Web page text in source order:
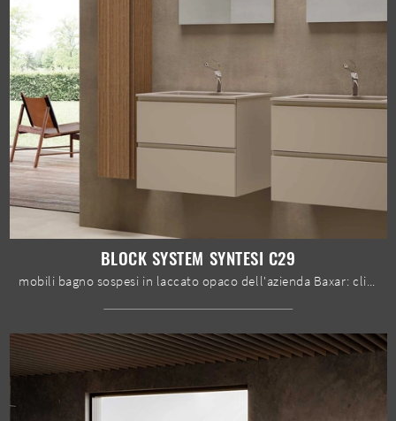
BLOCK SYSTEM SYNTESI C29
mobili bagno sospesi in laccato opaco dell'azienda Baxar: clicca e scopri l'arredo bagno moderno Block System Syntesi C29 per la stanza del benessere.